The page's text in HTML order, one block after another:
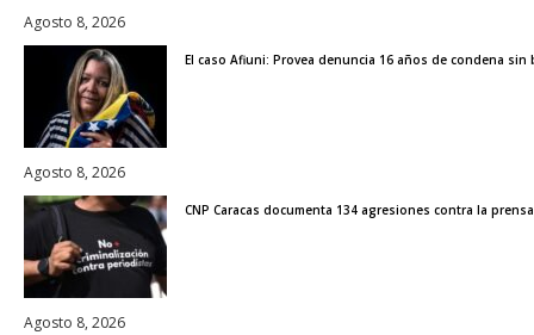
Agosto 8, 2026
El caso Afiuni: Provea denuncia 16 años de condena
Agosto 8, 2026
CNP Caracas documenta 134 agresiones contra la
Agosto 8, 2026